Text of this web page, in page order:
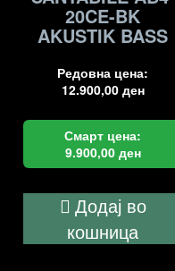
20CE-BK
AKUSTIK BASS
Редовна цена:
12.900,00 ден
Смарт цена:
9.900,00 ден
Додај во
кошница